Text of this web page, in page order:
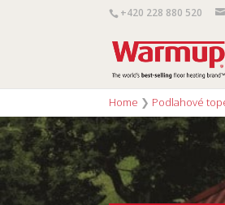
+420 228 880 520
Home ❯ Podlahové